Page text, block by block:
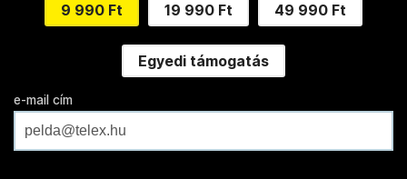
9 990 Ft 19 990 Ft 49 990 Ft
Egyedi támogatás
e-mail cím